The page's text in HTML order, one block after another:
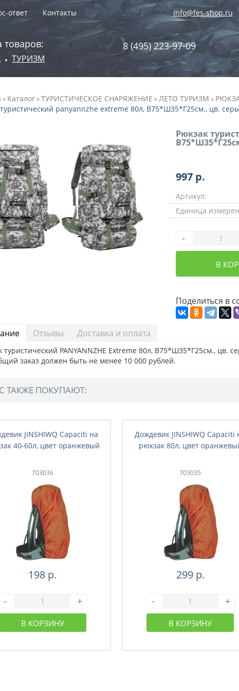
ответ Контакты info@fes-shop.ru
товаров:
• ТУРИЗМ
8 (495) 223-97-09
» Каталог»ТУРИСТИЧЕСКОЕ СНАРЯЖЕНИЕ »ЛЕТО ТУРИЗМ »
panyannzhe extreme 80л, В75*Ш35*Г25см., цв.
Рюкзак
997 р.
Артикул:
Единица
-
В
Поделиться в
Отзывы Доставка и оплата
туристический PANYANNZHE Extreme 80л, В75*Ш35*Г25см., цв.
заказ должен быть не менее 10 000 рублей.
ТАКЖЕ ПОКУПАЮТ:
JINSHIWQ Capaciti на
40-60л, цвет оранжевый
703036
198 р.
- +
В КОРЗИНУ
Дождевик JINSHIWQ Capaciti
рюкзак 80л, цвет
703035
299 р.
- +
В КОРЗИНУ